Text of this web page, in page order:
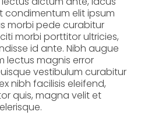
condimentum elit ipsum
morbi pede curabitur
morbi porttitor ultricies,
id ante. Nibh augue
lectus magnis error
vestibulum curabitur
nibh facilisis eleifend,
quis, magna velit et